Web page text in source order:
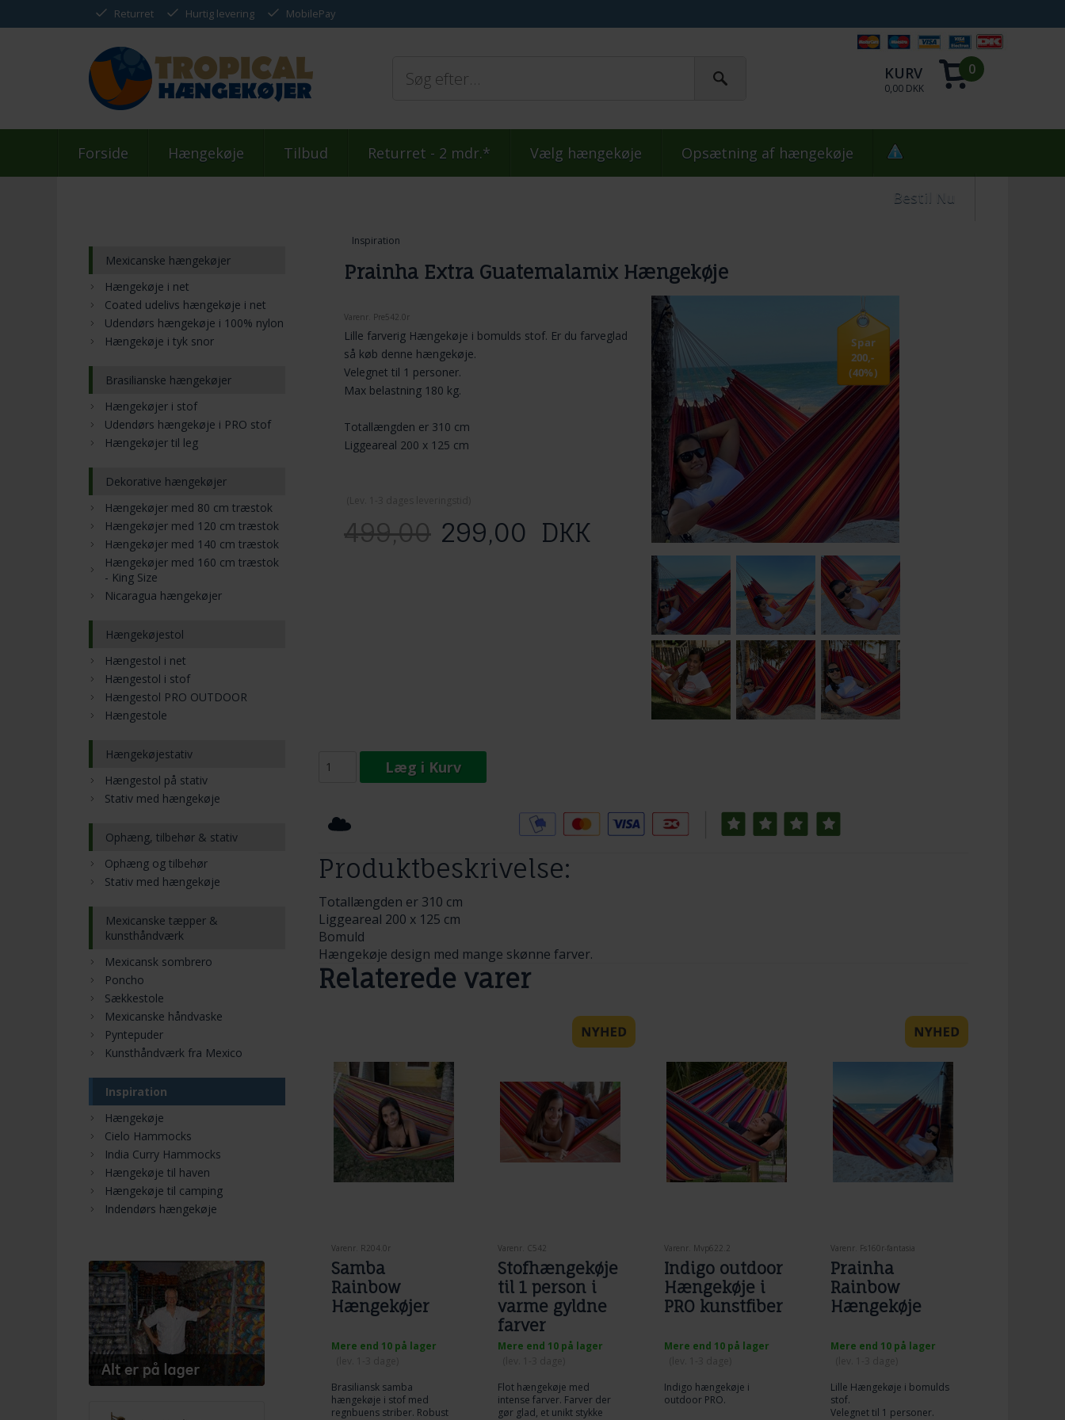
Returret Hurtig levering MobilePay
KURV
0,00 DKK
0
Forside Hængekøje Tilbud Returret - 2 mdr.* Vælg hængekøje Opsætning af hængekøje
Bestil Nu
Inspiration
Prainha Extra Guatemalamix Hængekøje
Spar
200,-
(40%)
Varenr. Pre542.0r
Lille farverig Hængekøje i bomulds stof. Er du farveglad
så køb denne hængekøje.
Velegnet til 1 personer.
Max belastning 180 kg.
Totallængden er 310 cm
Liggeareal 200 x 125 cm
499,00 299,00 DKK
Læg i Kurv
Produktbeskrivelse:
Totallængden er 310 cm
Liggeareal 200 x 125 cm
Bomuld
Hængekøje design med mange skønne farver.
Relaterede varer
Varenr. R204.0r
Samba
Rainbow
Hængekøjer
Mere end 10 på lager
Brasiliansk samba
hængekøje i stof med
regnbuens striber. Robust
Varenr. C542
Stofhængekøje
til 1 person i
varme gyldne
farver
Mere end 10 på lager
Flot hængekøje med
intense farver. Farver der
gør glad, et unikt stykke
Varenr. Mvp622.2
Indigo outdoor
Hængekøje i
PRO kunstfiber
Mere end 10 på lager
Indigo hængekøje i
outdoor PRO.
Varenr. Fs160r-fantasia
Prainha
Rainbow
Hængekøje
Mere end 10 på lager
Lille Hængekøje i bomulds
stof.
Velegnet til 1 personer.
Mexicanske hængekøjer
Hængekøje i net
Coated udelivs hængekøje i net
Udendørs hængekøje i 100% nylon
Hængekøje i tyk snor
Brasilianske hængekøjer
Hængekøjer i stof
Udendørs hængekøje i PRO stof
Hængekøjer til leg
Dekorative hængekøjer
Hængekøjer med 80 cm træstok
Hængekøjer med 120 cm træstok
Hængekøjer med 140 cm træstok
Hængekøjer med 160 cm træstok
- King Size
Nicaragua hængekøjer
Hængekøjestol
Hængestol i net
Hængestol i stof
Hængestol PRO OUTDOOR
Hængestole
Hængekøjestativ
Hængestol på stativ
Stativ med hængekøje
Ophæng, tilbehør & stativ
Ophæng og tilbehør
Stativ med hængekøje
Mexicanske tæpper &
kunsthåndværk
Mexicansk sombrero
Poncho
Sækkestole
Mexicanske håndvaske
Pyntepuder
Kunsthåndværk fra Mexico
Inspiration
Hængekøje
Cielo Hammocks
India Curry Hammocks
Hængekøje til haven
Hængekøje til camping
Indendørs hængekøje